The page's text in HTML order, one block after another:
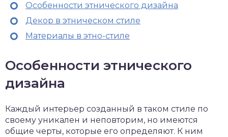
Особенности этнического дизайна
Декор в этническом стиле
Материалы в этно-стиле
Особенности этнического
дизайна
Каждый интерьер созданный в таком стиле по
своему уникален и неповторим, но имеются
общие черты, которые его определяют. К ним